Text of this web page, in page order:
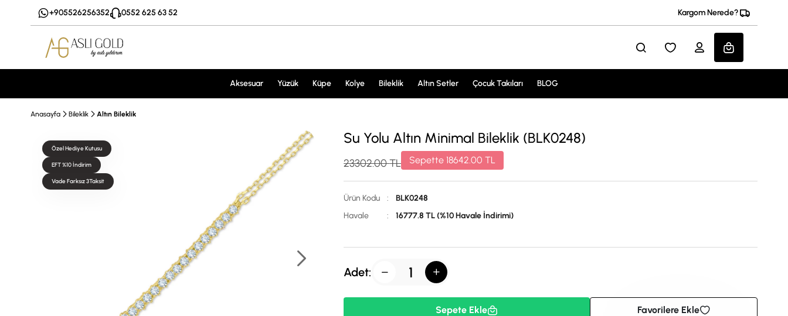
+905526256352 0552 625 63 52 Kargom Nerede?
Aksesuar Yüzük Küpe Kolye Bileklik Altın Setler Çocuk Takıları BLOG
Anasayfa Bileklik Altın Bileklik
Özel Hediye Kutusu
EFT %10 İndirim
Vade Farksız 3Taksit
Su Yolu Altın Minimal Bileklik (BLK0248)
23302.00TL Sepette18642.00TL
Ürün Kodu :
BLK0248
Havale
: 16777.8 TL (%10 Havale İndirimi)
Adet:
Sepete Ekle Favorilere Ekle